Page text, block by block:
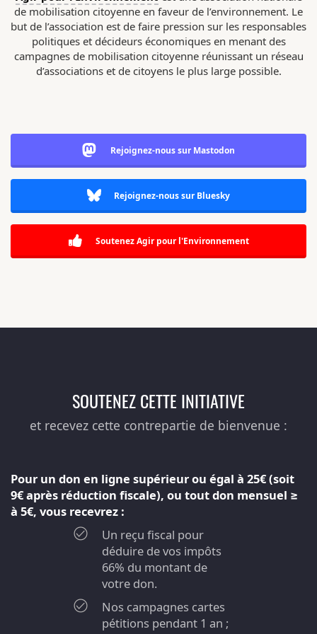
de mobilisation citoyenne en faveur de l’environnement. Le
but de l’association est de faire pression sur les responsables
politiques et décideurs économiques en menant des
campagnes de mobilisation citoyenne réunissant un réseau
d’associations et de citoyens le plus large possible.
Rejoignez-nous sur Mastodon
Rejoignez-nous sur Bluesky
Soutenez Agir pour l'Environnement
SOUTENEZ CETTE INITIATIVE
et recevez cette contrepartie de bienvenue :
Pour un don en ligne supérieur ou égal à 25€ (soit
9€ après réduction fiscale), ou tout don mensuel ≥
à 5€, vous recevrez :
Un reçu fiscal pour
déduire de vos impôts
66% du montant de
votre don.
Nos campagnes cartes
pétitions pendant 1 an ;